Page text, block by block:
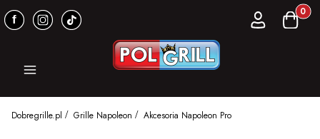
Zaloguj sięKoszyk
Menu
Dobregrille.pl Grille Napoleon Akcesoria Napoleon Pro